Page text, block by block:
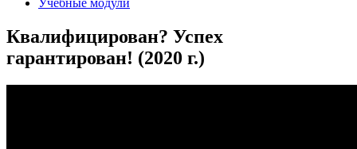
Учебные модули
Квалифицирован? Успех
гарантирован! (2020 г.)